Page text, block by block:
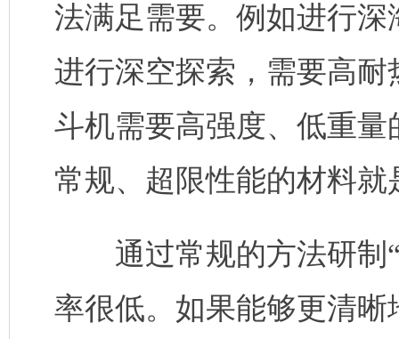
法满足需要。例如进行
进行深空探索，需要高
斗机需要高强度、低重
常规、超限性能的材料就
通过常规的方法研制“
率很低。如果能够更清